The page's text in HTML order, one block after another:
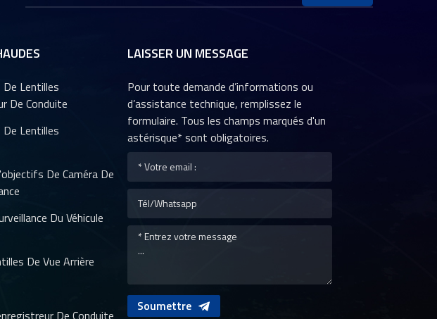
Lentilles
De Conduite
Lentilles
De Caméra De
Du Véhicule
De Vue Arrière
De Conduite
LAISSER UN MESSAGE
Pour toute demande d’informations ou
d’assistance technique, remplissez le
formulaire. Tous les champs marqués d'un
astérisque* sont obligatoires.
Soumettre